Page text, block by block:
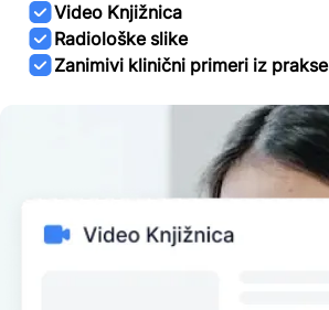
Video Knjižnica
Radiološke slike
Zanimivi klinični primeri iz prakse